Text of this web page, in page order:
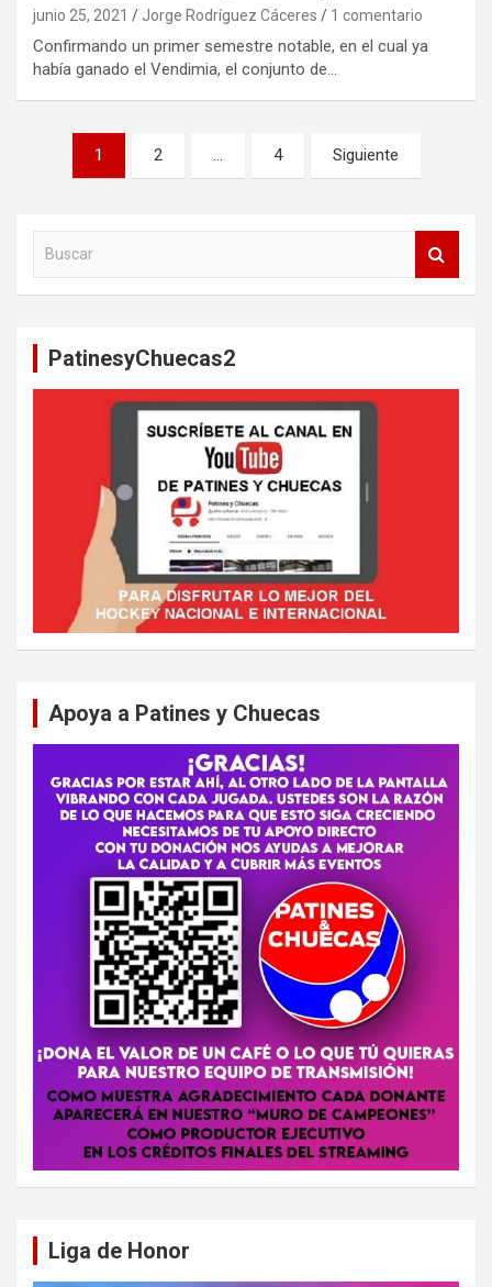
junio 25, 2021 Jorge Rodríguez Cáceres 1 comentario
Confirmando un primer semestre notable, en el cual ya
había ganado el Vendimia, el conjunto de…
Paginación
1 2 … 4 Siguiente
PatinesyChuecas2
Apoya a Patines y Chuecas
Liga de Honor